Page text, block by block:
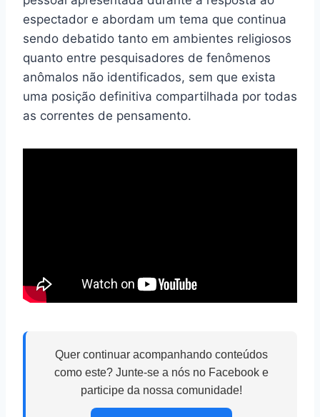
espectador e abordam um tema que continua
sendo debatido tanto em ambientes religiosos
quanto entre pesquisadores de fenômenos
anômalos não identificados, sem que exista
uma posição definitiva compartilhada por todas
as correntes de pensamento.
Quer continuar acompanhando conteúdos
como este? Junte-se a nós no Facebook e
participe da nossa comunidade!